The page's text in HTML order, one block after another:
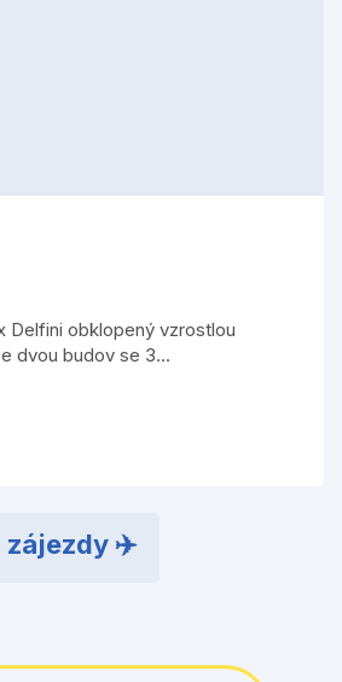
Delfini obklopený vzrostlou
dvou budov se 3...
zájezdy ✈️